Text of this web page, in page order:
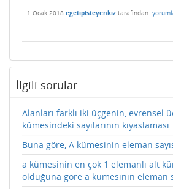
1 Ocak 2018 egetıpisteyenkız tarafından
İlgili sorular
Alanları farklı iki üçgenin, evrensel
kümesindeki sayılarının kıyaslaması.
Buna göre, A kümesinin eleman
a kümesinin en çok 1 elemanlı alt
olduğuna göre a kümesinin eleman